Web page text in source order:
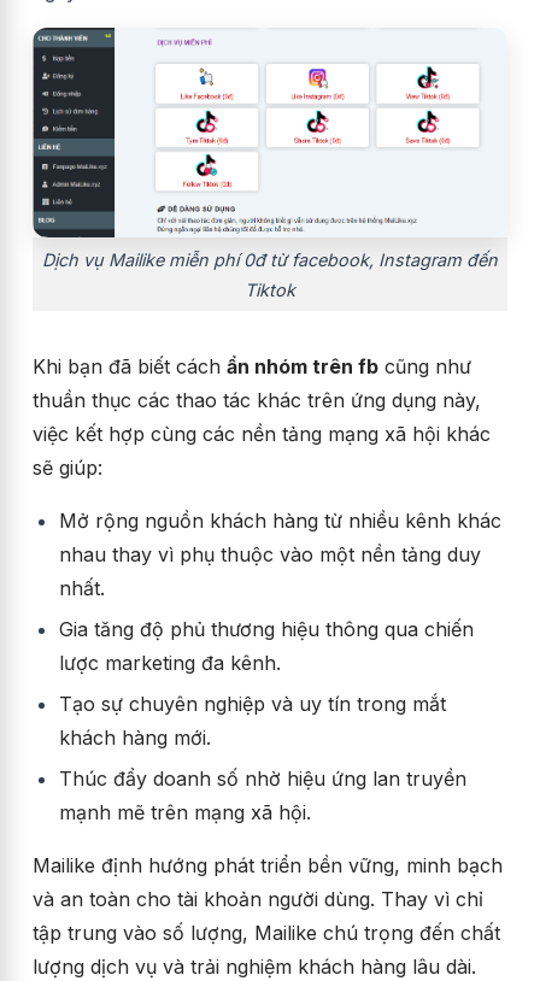
Dịch vụ Mailike miễn phí 0đ từ facebook, Instagram đến
Tiktok
Khi bạn đã biết cách ẩn nhóm trên fb cũng như
thuần thục các thao tác khác trên ứng dụng này,
việc kết hợp cùng các nền tảng mạng xã hội khác
sẽ giúp:
Mở rộng nguồn khách hàng từ nhiều kênh khác
nhau thay vì phụ thuộc vào một nền tảng duy
nhất.
Gia tăng độ phủ thương hiệu thông qua chiến
lược marketing đa kênh.
Tạo sự chuyên nghiệp và uy tín trong mắt
khách hàng mới.
Thúc đẩy doanh số nhờ hiệu ứng lan truyền
mạnh mẽ trên mạng xã hội.
Mailike định hướng phát triển bền vững, minh bạch
và an toàn cho tài khoản người dùng. Thay vì chỉ
tập trung vào số lượng, Mailike chú trọng đến chất
lượng dịch vụ và trải nghiệm khách hàng lâu dài.